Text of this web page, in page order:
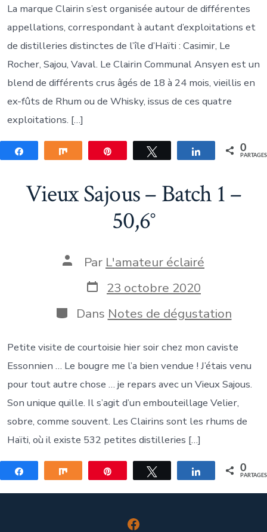
La marque Clairin s’est organisée autour de différentes
appellations, correspondant à autant d’exploitations et
de distilleries distinctes de l’île d’Haïti : Casimir, Le
Rocher, Sajou, Vaval. Le Clairin Communal Ansyen est un
blend de différents crus âgés de 18 à 24 mois, vieillis en
ex-fûts de Rhum ou de Whisky, issus de ces quatre
exploitations. […]
Partagez Partagez Tweetez Partagez 0
PARTAGES
Vieux Sajous – Batch 1 –
50,6°
Auteur
publication
Par L'amateur éclairé
Date
de
publication
23 octobre 2020
Catégories
Dans Notes de dégustation
Petite visite de courtoisie hier soir chez mon caviste
Essonnien … Le bougre me l’a bien vendue ! J’étais venu
pour tout autre chose … je repars avec un Vieux Sajous.
Son unique quille. Il s’agit d’un embouteillage Velier,
sobre, comme souvent. Les Clairins sont les rhums de
Haïti, où il existe 532 petites distilleries […]
Partagez Partagez Tweetez Partagez 0
PARTAGES